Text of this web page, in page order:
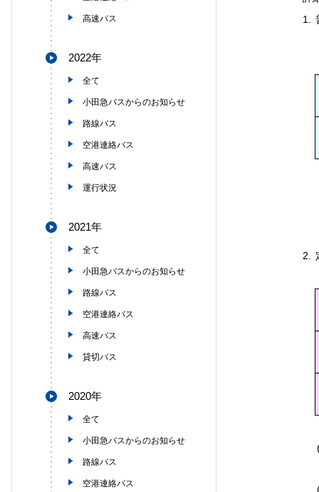
1.
2.
高速バス
2022年
全て
小田急バスからのお知らせ
路線バス
空港連絡バス
高速バス
運行状況
2021年
全て
小田急バスからのお知らせ
路線バス
空港連絡バス
高速バス
貸切バス
2020年
全て
小田急バスからのお知らせ
路線バス
空港連絡バス